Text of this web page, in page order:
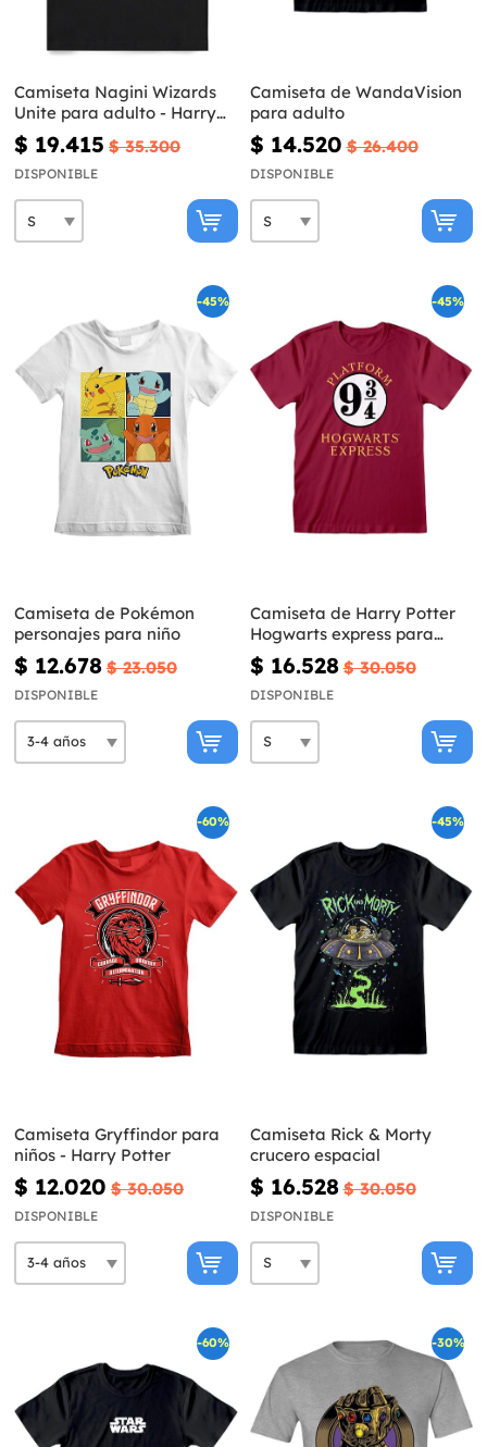
Camiseta Nagini Wizards
Unite para adulto - Harry
Potter
$ 19.415 $ 35.300
DISPONIBLE
Camiseta de WandaVision
para adulto
$ 14.520 $ 26.400
DISPONIBLE
-45%
Camiseta de Pokémon
personajes para niño
$ 12.678 $ 23.050
DISPONIBLE
-45%
Camiseta de Harry Potter
Hogwarts express para
hombre
$ 16.528 $ 30.050
DISPONIBLE
-60%
Camiseta Gryffindor para
niños - Harry Potter
$ 12.020 $ 30.050
DISPONIBLE
-45%
Camiseta Rick & Morty
crucero espacial
$ 16.528 $ 30.050
DISPONIBLE
-60% -30%